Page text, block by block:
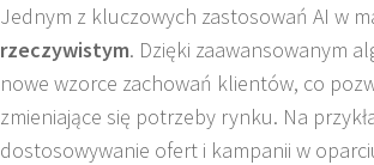
Jednym z kluczowych zastosowań AI w
rzeczywistym. Dzięki zaawansowanym
nowe wzorce zachowań klientów, co
zmieniające się potrzeby rynku. Na
dostosowywanie ofert i kampanii w